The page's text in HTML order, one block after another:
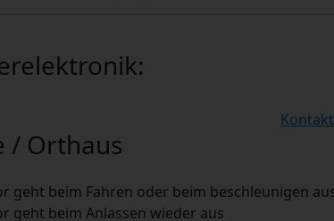
Kontakt
/ Orthaus
geht beim Fahren oder beim beschleunigen
geht beim Anlassen wieder aus